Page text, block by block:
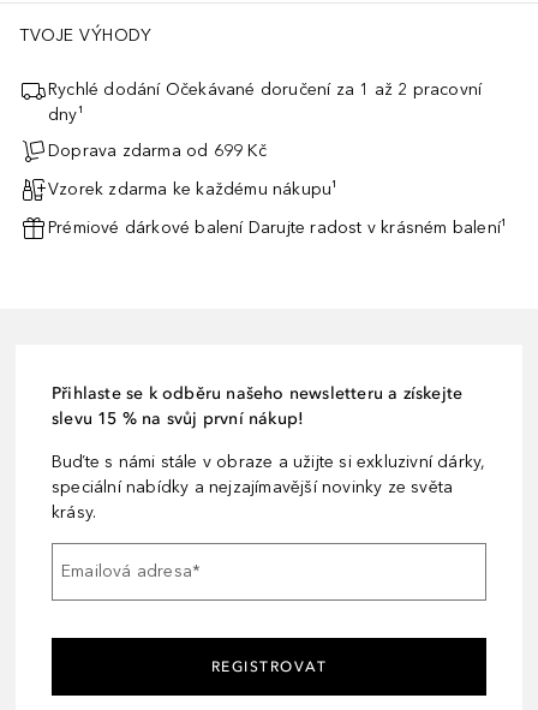
TVOJE VÝHODY
Rychlé dodání Očekávané doručení za 1 až 2 pracovní
dny¹
Doprava zdarma od 699 Kč
Vzorek zdarma ke každému nákupu¹
Prémiové dárkové balení Darujte radost v krásném balení¹
Přihlaste se k odběru našeho newsletteru a získejte
slevu 15 % na svůj první nákup!
Buďte s námi stále v obraze a užijte si exkluzivní dárky,
speciální nabídky a nejzajímavější novinky ze světa
krásy.
Emailová adresa*
REGISTROVAT